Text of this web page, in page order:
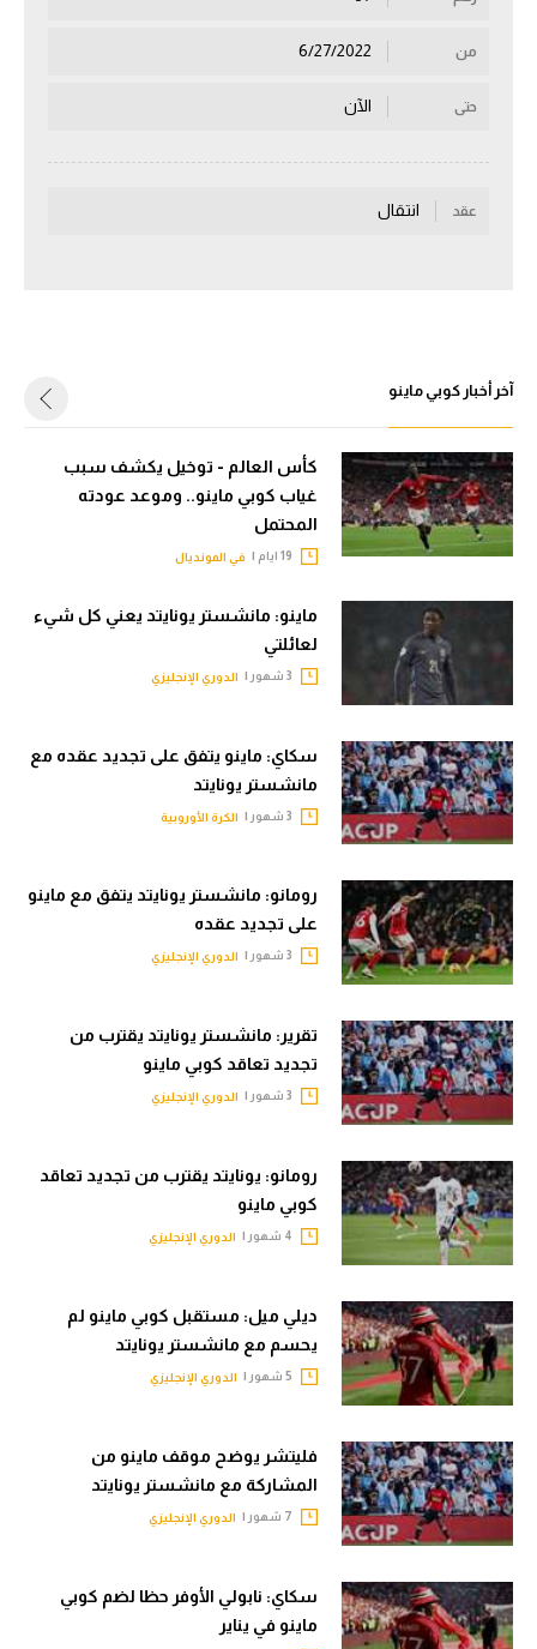
القسم الثاني
كرة يد
كرة طائرة
الوطن العربي
في المونديال
رياضة نسائية
آسيا
أمريكا
ركن الألعاب
أقسام خاصة
Gamers
ميركاتو
تقرير في الجول
تحليل في الجول
كويز في الجول
فيديو في الجول
من
حتى الآن
عقد انتقال
آخر أخبار كوبي ماينو
كأس العالم - توخيل يكشف سبب
غياب كوبي ماينو.. وموعد عودته
المحتمل
في المونديال
ماينو: مانشستر يونايتد يعني كل شيء
لعائلتي
الدوري الإنجليزي
سكاي: ماينو يتفق على تجديد عقده مع
مانشستر يونايتد
الكرة الأوروبية
رومانو: مانشستر يونايتد يتفق مع ماينو
على تجديد عقده
الدوري الإنجليزي
تقرير: مانشستر يونايتد يقترب من
تجديد تعاقد كوبي ماينو
الدوري الإنجليزي
رومانو: يونايتد يقترب من تجديد تعاقد
كوبي ماينو
الدوري الإنجليزي
ديلي ميل: مستقبل كوبي ماينو لم
يحسم مع مانشستر يونايتد
الدوري الإنجليزي
فليتشر يوضح موقف ماينو من
المشاركة مع مانشستر يونايتد
الدوري الإنجليزي
سكاي: نابولي الأوفر حظا لضم كوبي
ماينو في يناير